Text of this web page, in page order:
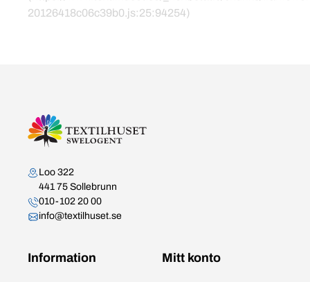
20126418c06c39b0.js:25:94254)
Kontakta oss
Loo 322
441 75 Sollebrunn
010-102 20 00
info@textilhuset.se
Information Mitt konto